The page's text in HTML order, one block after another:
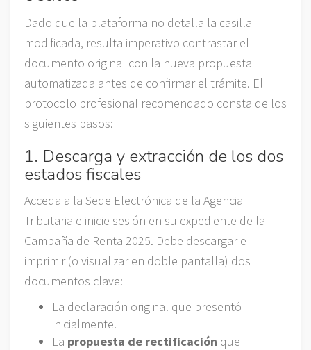
Dado que la plataforma no detalla la casilla
modificada, resulta imperativo contrastar el
documento original con la nueva propuesta
automatizada antes de confirmar el trámite. El
protocolo profesional recomendado consta de los
siguientes pasos:
1. Descarga y extracción de los dos
estados fiscales
Acceda a la Sede Electrónica de la Agencia
Tributaria e inicie sesión en su expediente de la
Campaña de Renta 2025. Debe descargar e
imprimir (o visualizar en doble pantalla) dos
documentos clave:
La declaración original que presentó
inicialmente.
La propuesta de rectificación que